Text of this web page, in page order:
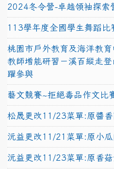
2024冬令營-卓越領袖探索
113學年度全國學生舞蹈比
桃園市戶外教育及海洋教
教師增能研習－溪百縱走
躍參與
藝文競賽~拒絕毒品作文比
松晟更改11/23菜單:原醬
沅益更改11/21菜單:原小
沅益更改11/23菜單:原香